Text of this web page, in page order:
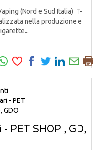
(Nord e Sud Italia) T-
nella produzione e
PET SHOP , GD,